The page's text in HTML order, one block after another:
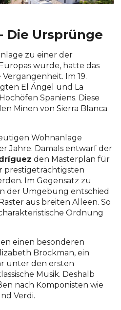
Die Ursprünge
zu einer der
wurde, hatte das
Im 19.
El Ángel und La
Spaniens. Diese
Minen von Sierra Blanca
Wohnanlage
Jahre. Damals entwarf der
den Masterplan für
prestigeträchtigsten
Im Gegensatz zu
der Umgebung entschied
aus breiten Alleen. So
Ordnung
einen besonderen
Brockman, ein
unter den ersten
Musik. Deshalb
nach Komponisten wie
Verdi.